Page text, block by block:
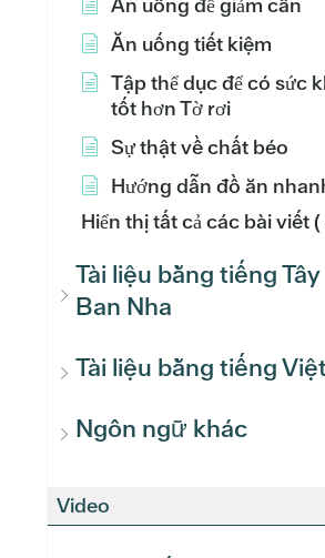
Ăn uống tiết kiệm
Tập thể dục để có sức
tốt hơn Tờ rơi
Sự thật về chất béo
Hướng dẫn đồ ăn
Hiển thị tất cả các bài viết(
Tài liệu bằng tiếng Tây
Ban Nha
Tài liệu bằng tiếng Việt
Ngôn ngữ khác
Video